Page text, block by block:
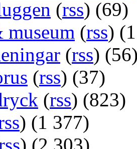
(rss) (69)
(rss)
(rss)
(rss) (37)
(rss) (823)
) (1 377)